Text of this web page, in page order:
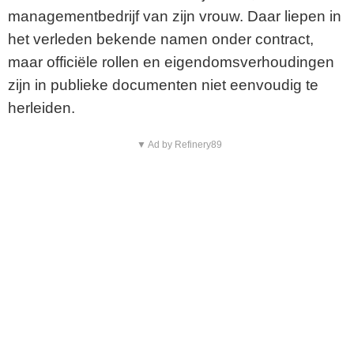
managementbedrijf van zijn vrouw. Daar liepen in
het verleden bekende namen onder contract,
maar officiële rollen en eigendomsverhoudingen
zijn in publieke documenten niet eenvoudig te
herleiden.
▼ Ad by Refinery89